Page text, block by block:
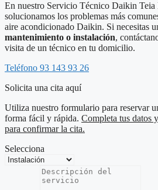
En nuestro Servicio Técnico Daikin Teia
solucionamos los problemas más
aire acondicionado Daikin. Si necesitas
mantenimiento o instalación,
visita de un técnico en tu domicilio.
Teléfono 93 143 93 26
Solicita una cita aquí
Utiliza nuestro formulario para reservar
forma fácil y rápida. Completa tus datos
para confirmar la cita.
Selecciona